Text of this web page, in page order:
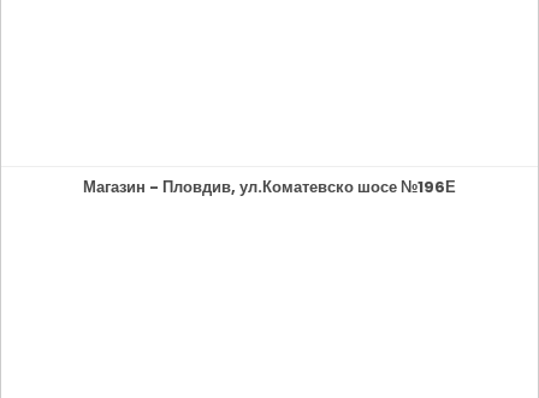
Магазин - Пловдив, ул.Коматевско шосе №196Е